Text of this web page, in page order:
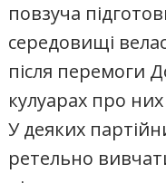
повзуча
середовищі
після перемоги
кулуарах про
У деяких
ретельно